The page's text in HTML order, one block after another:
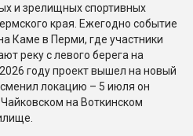
и зрелищных спортивных
края. Ежегодно событие
Каме в Перми, где участники
реку с левого берега на
году проект вышел на новый
локацию – 5 июля он
на Воткинском